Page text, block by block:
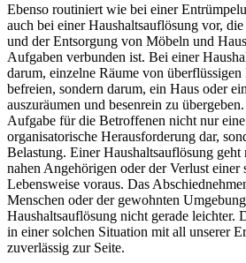
Ebenso routiniert wie bei einer
auch bei einer Haushaltsauflösung vor,
und der Entsorgung von Möbeln und
Aufgaben verbunden ist. Bei einer
darum, einzelne Räume von
befreien, sondern darum, ein Haus oder
auszuräumen und besenrein zu
Aufgabe für die Betroffenen nicht nur
organisatorische Herausforderung dar,
Belastung. Einer Haushaltsauflösung geht
nahen Angehörigen oder der Verlust einer
Lebensweise voraus. Das
Menschen oder der gewohnten
Haushaltsauflösung nicht gerade leichter.
in einer solchen Situation mit all unserer
zuverlässig zur Seite.